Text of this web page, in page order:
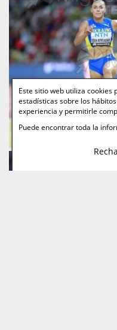
Este sitio web utiliza
estadísticas sobre los
experiencia y permitirle
Puede encontrar toda la